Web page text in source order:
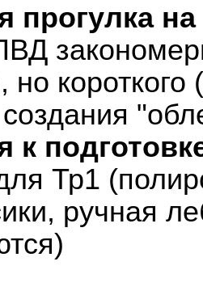
прогулка
но
к
Тр1
ручная